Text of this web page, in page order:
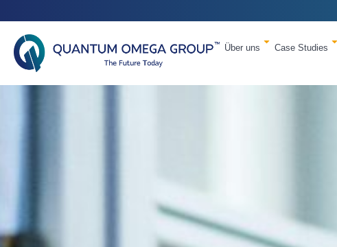
Über uns Case Studies